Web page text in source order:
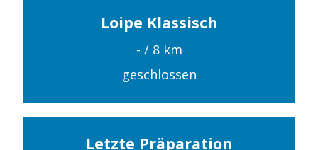
Loipe Klassisch
- / 8 km
geschlossen
Letzte Präparation